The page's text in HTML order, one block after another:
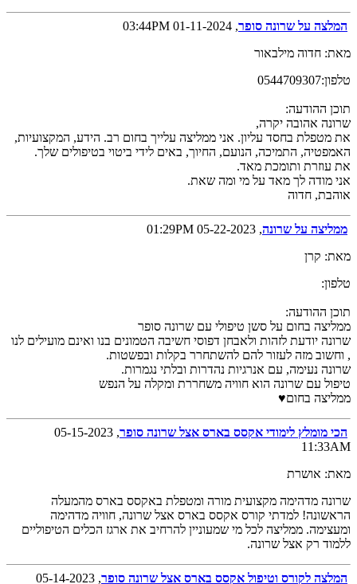
המלצה על שרונה סופר, 01-11-2024 03:44PM
מאת: חדוה מילבאור
טלפון:0544709307
תוכן ההודעה:
שרונה אהובה יקרה,
את מטפלת בחסד עליון. אני ממליצה עלייך בחום רב. הידע, המקצועיות,
האמפטיה, התמיכה, הנועם, החיוך, באים לידי ביטוי בטיפולים שלך.
את עוזרת ותומכת מאד.
אני מודה לך מאד על מי ומה שאת.
אוהבת, חדוה
ממליצה על שרונה, 05-22-2023 01:29PM
מאת: קרן
טלפון:
תוכן ההודעה:
ממליצה בחום על סשן טיפולי עם שרונה סופר
שרונה יודעת לזהות ולאבחן דפוסי חשיבה הטמונים בנו ואינם מועילים לנו
, וחשוב מזה לעזור להם להשתחרר בקלות ובפשטות.
שרונה נעימה, עם אנרגיות נהדרות ובלתי נגמרות.
טיפול עם שרונה הוא חוויה משחררת ומקלה על הנפש
ממליצה בחום♥️
הכי מומלץ לימודי אקסס בארס אצל שרונה סופר , 05-15-2023
11:33AM
מאת: אושרת
שרונה מדהימה מקצועית מורה ומטפלת באקסס בארס מהמעלה
הראשונה! למדתי קורס אקסס בארס אצל שרונה, חוויה מדהימה
ומעצימה. ממליצה לכל מי שמעוניין להרחיב את ארגז הכלים הטיפוליים
ללמוד רק אצל שרונה.
המלצה לקורס וטיפול אקסס בארס אצל שרונה סופר , 05-14-2023